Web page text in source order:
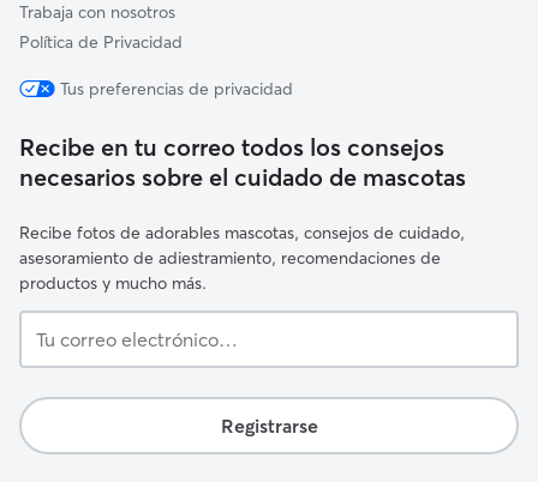
Trabaja con nosotros
Política de Privacidad
Tus preferencias de privacidad
Recibe en tu correo todos los consejos
necesarios sobre el cuidado de mascotas
Recibe fotos de adorables mascotas, consejos de cuidado,
asesoramiento de adiestramiento, recomendaciones de
productos y mucho más.
correo
Registrarse